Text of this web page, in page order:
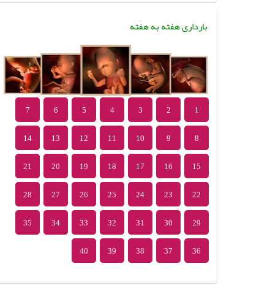
بارداری هفته به هفته
1
2
3
4
5
6
7
8
9
10
11
12
13
14
15
16
17
18
19
20
21
22
23
24
25
26
27
28
29
30
31
32
33
34
35
36
37
38
39
40